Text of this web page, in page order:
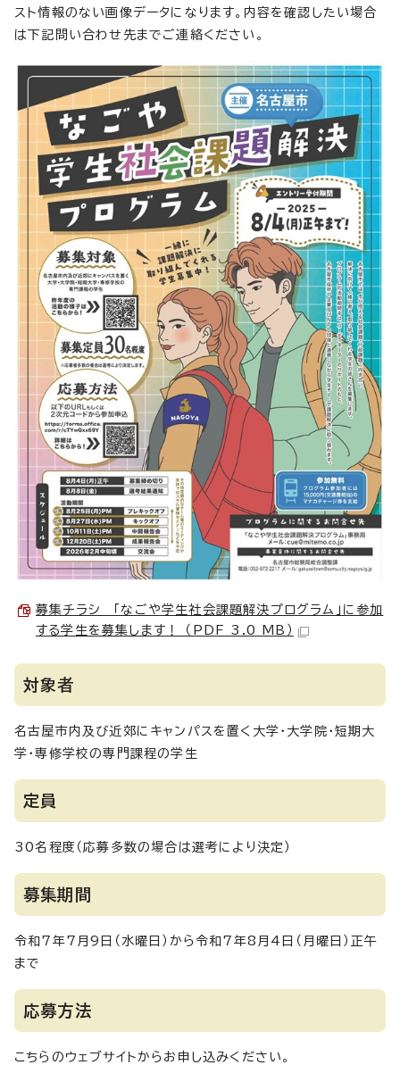
スト情報のない画像データになります。内容を確認したい場合
は下記問い合わせ先までご連絡ください。
募集チラシ 「なごや学生社会課題解決プログラム」に参加
する学生を募集します！ （PDF 3.0 MB）
対象者
名古屋市内及び近郊にキャンパスを置く大学・大学院・短期大
学・専修学校の専門課程の学生
定員
30名程度（応募多数の場合は選考により決定）
募集期間
令和7年7月9日（水曜日）から令和7年8月4日（月曜日）正午
まで
応募方法
こちらのウェブサイトからお申し込みください。